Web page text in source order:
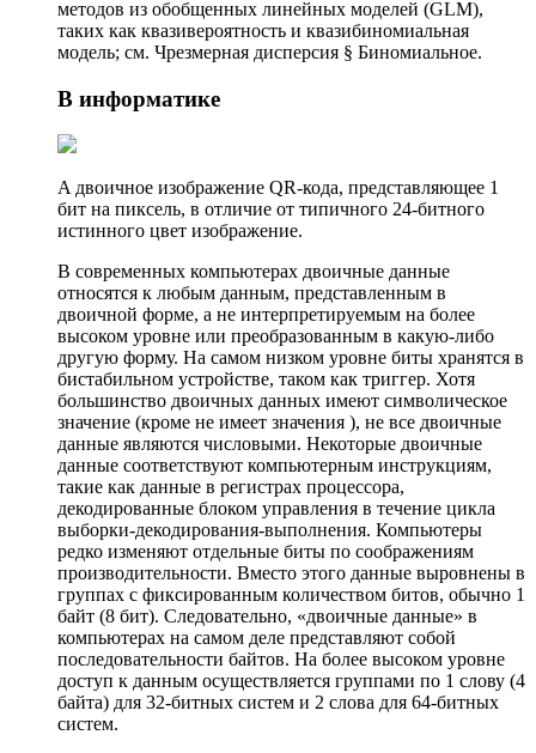
методов из обобщенных линейных моделей (GLM),
таких как квазивероятность и квазибиномиальная
модель; см. Чрезмерная дисперсия § Биномиальное.
В информатике
A двоичное изображение QR-кода, представляющее 1
бит на пиксель, в отличие от типичного 24-битного
истинного цвет изображение.
В современных компьютерах двоичные данные
относятся к любым данным, представленным в
двоичной форме, а не интерпретируемым на более
высоком уровне или преобразованным в какую-либо
другую форму. На самом низком уровне биты хранятся в
бистабильном устройстве, таком как триггер. Хотя
большинство двоичных данных имеют символическое
значение (кроме не имеет значения ), не все двоичные
данные являются числовыми. Некоторые двоичные
данные соответствуют компьютерным инструкциям,
такие как данные в регистрах процессора,
декодированные блоком управления в течение цикла
выборки-декодирования-выполнения. Компьютеры
редко изменяют отдельные биты по соображениям
производительности. Вместо этого данные выровнены в
группах с фиксированным количеством битов, обычно 1
байт (8 бит). Следовательно, «двоичные данные» в
компьютерах на самом деле представляют собой
последовательности байтов. На более высоком уровне
доступ к данным осуществляется группами по 1 слову (4
байта) для 32-битных систем и 2 слова для 64-битных
систем.